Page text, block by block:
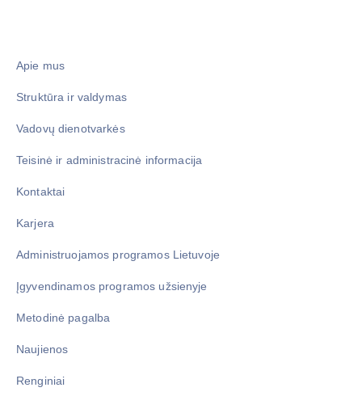
Apie mus
Struktūra ir valdymas
Vadovų dienotvarkės
Teisinė ir administracinė informacija
Kontaktai
Karjera
Administruojamos programos Lietuvoje
Įgyvendinamos programos užsienyje
Metodinė pagalba
Naujienos
Renginiai